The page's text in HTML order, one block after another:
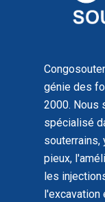
génie des
2000. Nous
spécialisé
souterrains,
pieux,
les
l'excavation